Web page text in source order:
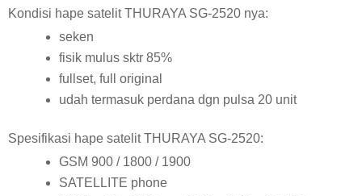
Kondisi hape satelit THURAYA SG-2520 nya:
seken
fisik mulus sktr 85%
fullset, full original
udah termasuk perdana dgn pulsa 20 unit
Spesifikasi hape satelit THURAYA SG-2520:
GSM 900 / 1800 / 1900
SATELLITE phone